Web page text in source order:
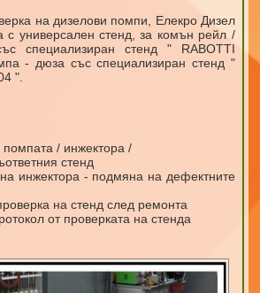
на дизелови помпи, Елекро Дизел
универсален стенд, за комън рейл /
специализиран стенд " RABOTTI
- дюза със специализиран стенд "
".
/ инжектора /
стенд
инжектора - подмяна на дефектните
на стенд след ремонта
от проверката на стенда